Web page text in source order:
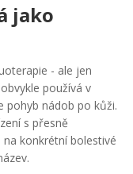
jako
- ale jen
používá v
pohyb nádob po kůži.
s přesně
konkrétní bolestivé